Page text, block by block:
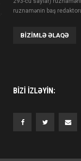
ruznamənin baş
BIZIMLƏ ƏLAQƏ
BIZI IZLƏYIN: